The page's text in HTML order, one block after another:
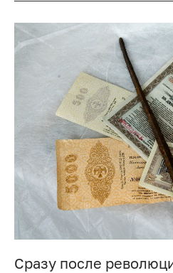
Сразу после